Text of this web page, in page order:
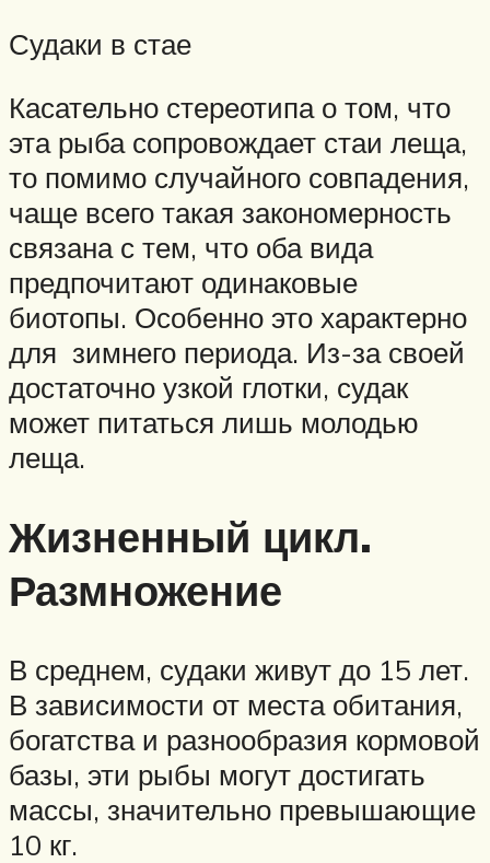
Судаки в стае
Касательно стереотипа о том, что
эта рыба сопровождает стаи леща,
то помимо случайного совпадения,
чаще всего такая закономерность
связана с тем, что оба вида
предпочитают одинаковые
биотопы. Особенно это характерно
для зимнего периода. Из-за своей
достаточно узкой глотки, судак
может питаться лишь молодью
леща.
Жизненный цикл.
Размножение
В среднем, судаки живут до 15 лет.
В зависимости от места обитания,
богатства и разнообразия кормовой
базы, эти рыбы могут достигать
массы, значительно превышающие
10 кг.